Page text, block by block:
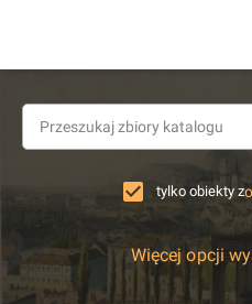
tylko obiekty z
Więcej opcji